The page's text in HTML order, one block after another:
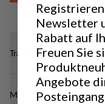
Transparenz
Materialien
Newsletter
Rabatt auf
Freuen Sie
Angebote